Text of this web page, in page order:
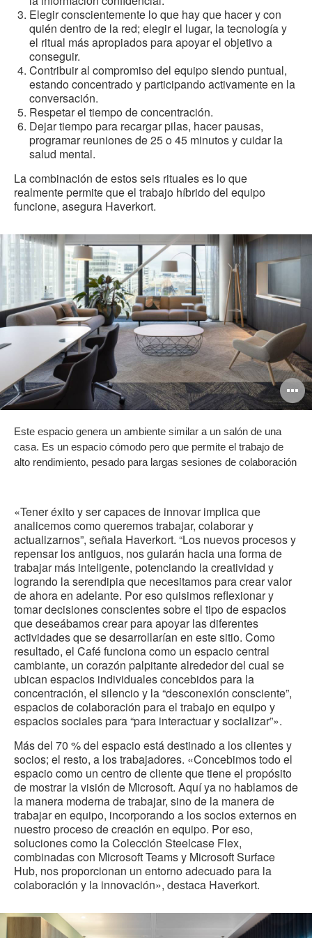
Elegir conscientemente lo que hay que hacer y con
quién dentro de la red; elegir el lugar, la tecnología y
el ritual más apropiados para apoyar el objetivo a
conseguir.
Contribuir al compromiso del equipo siendo puntual,
estando concentrado y participando activamente en la
conversación.
Respetar el tiempo de concentración.
Dejar tiempo para recargar pilas, hacer pausas,
programar reuniones de 25 o 45 minutos y cuidar la
salud mental.
La combinación de estos seis rituales es lo que
realmente permite que el trabajo híbrido del equipo
funcione, asegura Haverkort.
Este espacio genera un ambiente similar a un salón de una
casa. Es un espacio cómodo pero que permite el trabajo de
alto rendimiento, pesado para largas sesiones de colaboración
«Tener éxito y ser capaces de innovar implica que
analicemos como queremos trabajar, colaborar y
actualizarnos”, señala Haverkort. “Los nuevos procesos y
repensar los antiguos, nos guiarán hacia una forma de
trabajar más inteligente, potenciando la creatividad y
logrando la serendipia que necesitamos para crear valor
de ahora en adelante. Por eso quisimos reflexionar y
tomar decisiones conscientes sobre el tipo de espacios
que deseábamos crear para apoyar las diferentes
actividades que se desarrollarían en este sitio. Como
resultado, el Café funciona como un espacio central
cambiante, un corazón palpitante alrededor del cual se
ubican espacios individuales concebidos para la
concentración, el silencio y la “desconexión consciente”,
espacios de colaboración para el trabajo en equipo y
espacios sociales para “para interactuar y socializar”».
Más del 70 % del espacio está destinado a los clientes y
socios; el resto, a los trabajadores. «Concebimos todo el
espacio como un centro de cliente que tiene el propósito
de mostrar la visión de Microsoft. Aquí ya no hablamos de
la manera moderna de trabajar, sino de la manera de
trabajar en equipo, incorporando a los socios externos en
nuestro proceso de creación en equipo. Por eso,
soluciones como la Colección Steelcase Flex,
combinadas con Microsoft Teams y Microsoft Surface
Hub, nos proporcionan un entorno adecuado para la
colaboración y la innovación», destaca Haverkort.